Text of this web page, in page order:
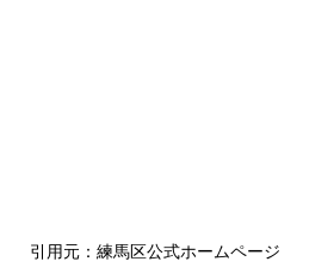
引用元：練馬区公式ホームページ